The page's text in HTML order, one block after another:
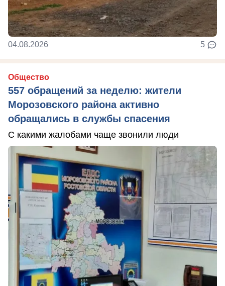
04.08.2026 5
Общество
557 обращений за неделю: жители
Морозовского района активно
обращались в службы спасения
С какими жалобами чаще звонили люди